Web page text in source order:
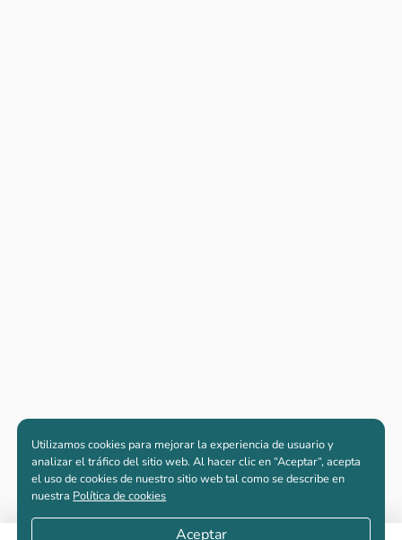
Utilizamos cookies para mejorar la experiencia de usuario y
analizar el tráfico del sitio web. Al hacer clic en “Aceptar“, acepta
el uso de cookies de nuestro sitio web tal como se describe en
nuestra Política de cookies
Aceptar